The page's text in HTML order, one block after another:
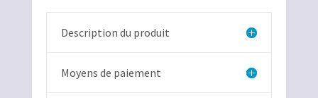
Description du produit
Moyens de paiement